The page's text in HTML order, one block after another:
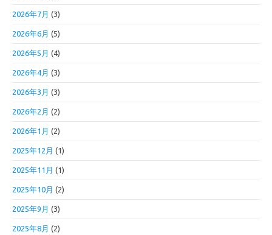
2026年7月 (3)
2026年6月 (5)
2026年5月 (4)
2026年4月 (3)
2026年3月 (3)
2026年2月 (2)
2026年1月 (2)
2025年12月 (1)
2025年11月 (1)
2025年10月 (2)
2025年9月 (3)
2025年8月 (2)